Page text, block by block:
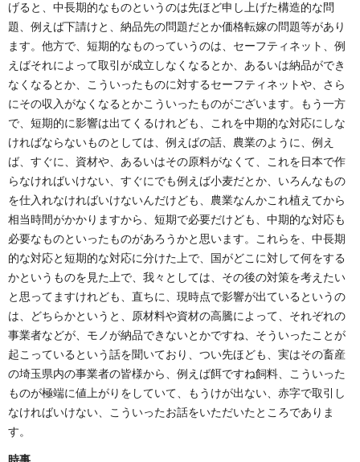
げると、中長期的なものというのは先ほど申し上げた構造的な問
題、例えば下請けと、納品先の問題だとか価格転嫁の問題等があり
ます。他方で、短期的なものっていうのは、セーフティネット、例
えばそれによって取引が成立しなくなるとか、あるいは納品ができ
なくなるとか、こういったものに対するセーフティネットや、さら
にその収入がなくなるとかこういったものがございます。もう一方
で、短期的に影響は出てくるけれども、これを中期的な対応にしな
ければならないものとしては、例えばの話、農業のように、例え
ば、すぐに、資材や、あるいはその原料がなくて、これを日本で作
らなければいけない、すぐにでも例えば小麦だとか、いろんなもの
を仕入れなければいけないんだけども、農業なんかこれ植えてから
相当時間がかかりますから、短期で必要だけども、中期的な対応も
必要なものといったものがあろうかと思います。これらを、中長期
的な対応と短期的な対応に分けた上で、国がどこに対して何をする
かというものを見た上で、我々としては、その後の対策を考えたい
と思ってますけれども、直ちに、現時点で影響が出ているというの
は、どちらかというと、原材料や資材の高騰によって、それぞれの
事業者などが、モノが納品できないとかですね、そういったことが
起こっているという話を聞いており、つい先ほども、実はその畜産
の埼玉県内の事業者の皆様から、例えば餌ですね飼料、こういった
ものが極端に値上がりをしていて、もうけが出ない、赤字で取引し
なければいけない、こういったお話をいただいたところでありま
す。